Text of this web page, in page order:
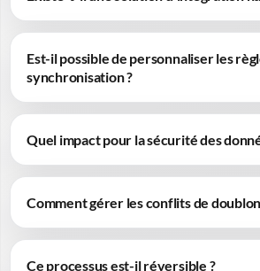
Est-il possible de personnaliser les
synchronisation ?
Quel impact pour la sécurité des
Comment gérer les conflits de
Ce processus est-il réversible ?